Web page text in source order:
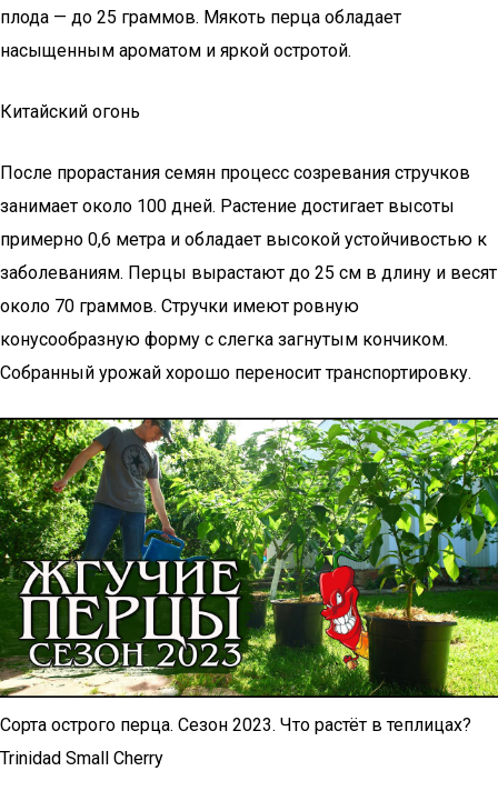
плода — до 25 граммов. Мякоть перца обладает
насыщенным ароматом и яркой остротой.
Китайский огонь
После прорастания семян процесс созревания стручков
занимает около 100 дней. Растение достигает высоты
примерно 0,6 метра и обладает высокой устойчивостью к
заболеваниям. Перцы вырастают до 25 см в длину и весят
около 70 граммов. Стручки имеют ровную
конусообразную форму с слегка загнутым кончиком.
Собранный урожай хорошо переносит транспортировку.
Сорта острого перца. Сезон 2023. Что растёт в теплицах?
Trinidad Small Cherry